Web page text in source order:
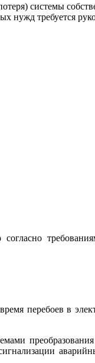
системы
нужд требуется
перебоев в